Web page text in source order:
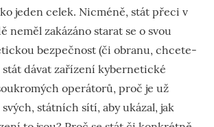
jeden celek. Nicméně, stát přeci v
neměl zakázáno starat se o svou
bezpečnost (či obranu, chcete-
dávat zařízení kybernetické
operátorů, proč je už
státních sítí, aby ukázal, jak